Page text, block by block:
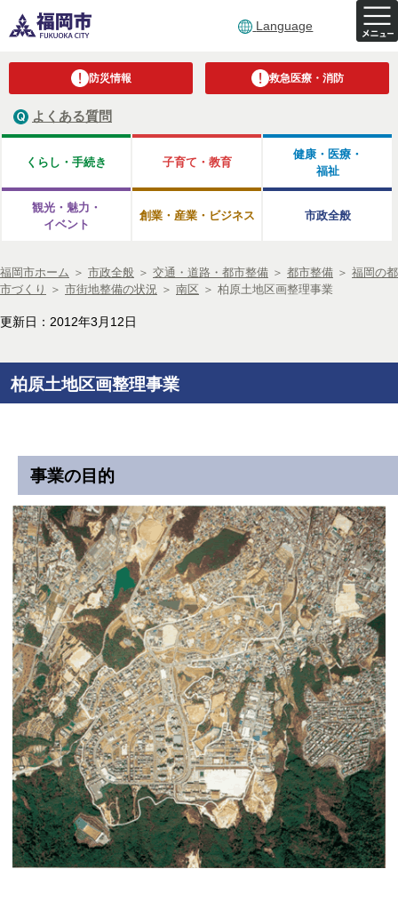
Language
防災情報 救急医療・消防
よくある質問
くらし・手続き 子育て・教育
健康・医療・
福祉
観光・魅力・
イベント
創業・産業・ビジネス 市政全般
福岡市ホーム ＞ 市政全般 ＞ 交通・道路・都市整備 ＞ 都市整備 ＞ 福岡の都
市づくり
＞ 市街地整備の状況 ＞ 南区 ＞ 柏原土地区画整理事業
更新日：2012年3月12日
柏原土地区画整理事業
事業の目的